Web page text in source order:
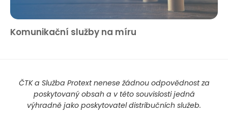
Komunikační služby na míru
ČTK a Služba Protext nenese žádnou odpovědnost za
poskytovaný obsah a v této souvislosti jedná
výhradně jako poskytovatel distribučních služeb.